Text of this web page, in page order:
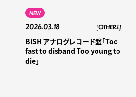
NEW
2026.03.18 [OTHERS]
BiSH アナログレコード盤「Too
fast to disband Too young to
die」